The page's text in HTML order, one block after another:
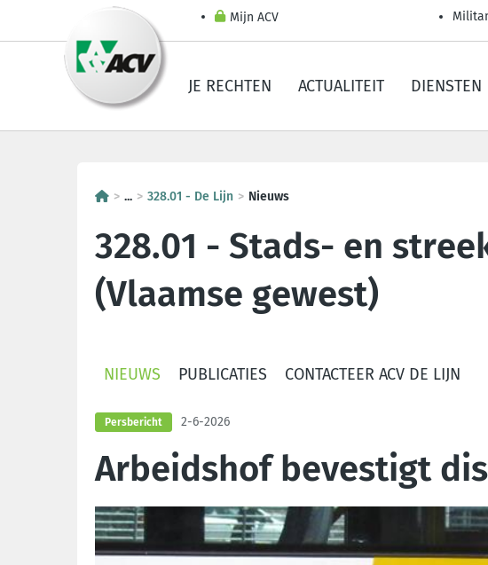
Mijn ACV
JE RECHTEN ACTUALITEIT DIENSTEN
... 328.01 - De Lijn Nieuws
328.01 - Stads- en
(Vlaamse gewest)
NIEUWS PUBLICATIES CONTACTEER ACV DE LIJN
Persbericht 2-6-2026
Arbeidshof bevestigt